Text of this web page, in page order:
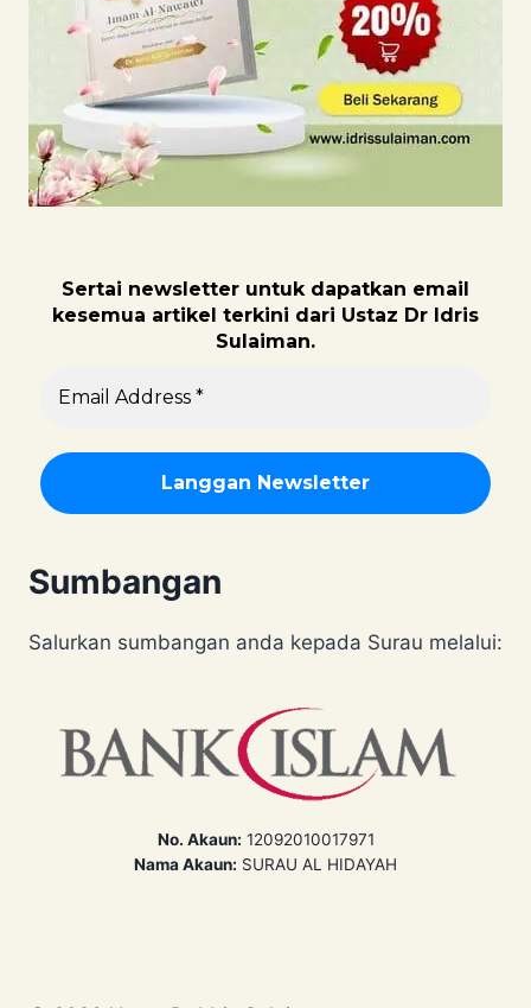
Sertai newsletter untuk dapatkan email
kesemua artikel terkini dari Ustaz Dr Idris
Sulaiman.
Sumbangan
Salurkan sumbangan anda kepada Surau melalui:
No. Akaun: 12092010017971
Nama Akaun: SURAU AL HIDAYAH